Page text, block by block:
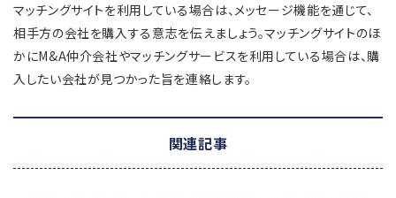
マッチングサイトを利用している場合は、メッセージ機能を通じて、
相手方の会社を購入する意志を伝えましょう。マッチングサイトのほ
かにM&A仲介会社やマッチングサービスを利用している場合は、購
入したい会社が見つかった旨を連絡します。
関連記事